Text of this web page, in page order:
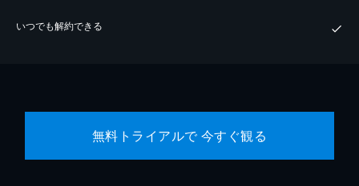
いつでも解約できる
無料トライアルで 今すぐ観る